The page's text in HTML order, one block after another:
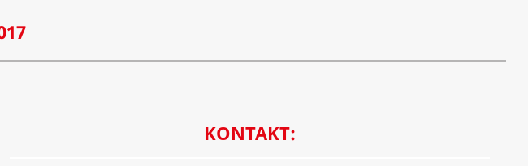
KONTAKT: